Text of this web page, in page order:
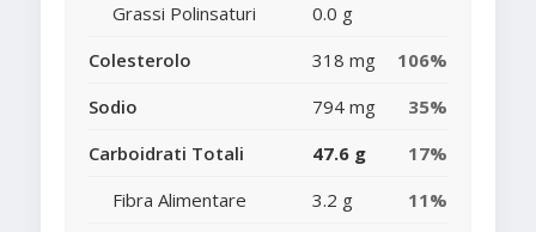
Grassi Polinsaturi
0.0 g
Colesterolo
318 mg
106%
Sodio
794 mg
35%
Carboidrati Totali
47.6 g
17%
Fibra Alimentare
3.2 g
11%